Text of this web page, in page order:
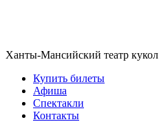
Ханты-Мансийский театр кукол
Купить билеты
Афиша
Спектакли
Контакты